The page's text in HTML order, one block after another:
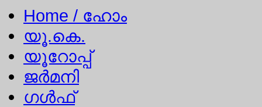
Home / ഹോം
യൂ.കെ.
യൂറോപ്പ്
ജര്‍മനി
ഗള്‍ഫ്